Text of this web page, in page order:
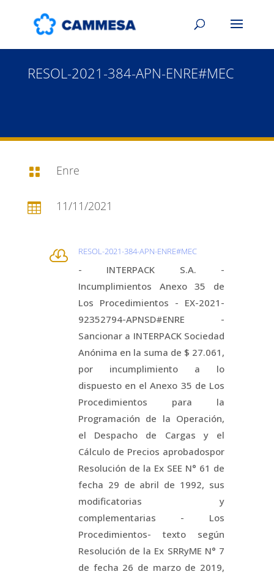
RESOL-2021-384-APN-ENRE#MEC
 Enre
 11/11/2021
 RESOL-2021-384-APN-ENRE#MEC
- INTERPACK S.A. -
Incumplimientos Anexo 35 de
Los Procedimientos - EX-2021-
92352794-APNSD#ENRE -
Sancionar a INTERPACK Sociedad
Anónima en la suma de $ 27.061,
por incumplimiento a lo
dispuesto en el Anexo 35 de Los
Procedimientos para la
Programación de la Operación,
el Despacho de Cargas y el
Cálculo de Precios aprobadospor
Resolución de la Ex SEE N° 61 de
fecha 29 de abril de 1992, sus
modificatorias y
complementarias - Los
Procedimientos- texto según
Resolución de la Ex SRRyME N° 7
de fecha 26 de marzo de 2019,